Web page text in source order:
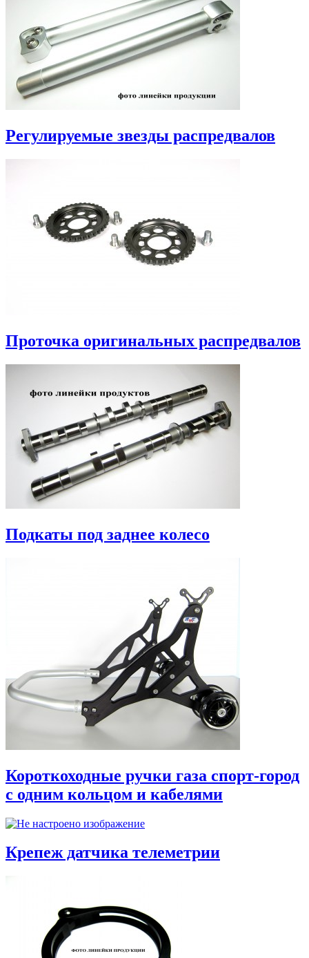
Регулируемые звезды распредвалов
Проточка оригинальных распредвалов
Подкаты под заднее колесо
Короткоходные ручки газа спорт-город
с одним кольцом и кабелями
Крепеж датчика телеметрии